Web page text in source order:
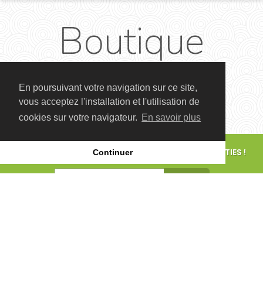
En poursuivant votre navigation sur ce site,
vous acceptez l'installation et l'utilisation de
cookies sur votre navigateur. En savoir plus
Continuer
Boutique
POUR CONNAÎTRE LES FUTURS ÉVÉNEMENTS ET SORTIES !